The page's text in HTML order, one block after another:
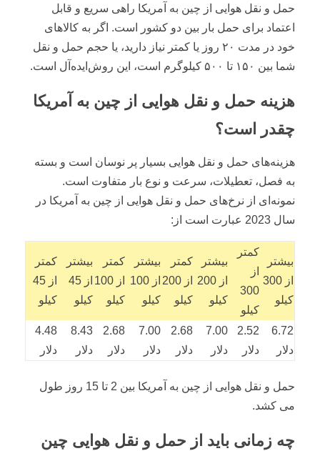
حمل و نقل هوایی از چین به آمریکا راهی سریع و قابل
اعتماد برای حمل بار بین دو کشور است. اگر به کالا‌های
خود در مدت ۲۰ روز یا کمتر نیاز دارید، یا حجم حمل و نقل
شما بین ۱۵۰ تا ۵۰۰ کیلوگرم است، این روش‌ایده‌آل است.
هزینه حمل و نقل هوایی از چین به آمریکا
چقدر است؟
هزینه‌های حمل و نقل هوایی بسیار پر نوسان است و بسته
به فصل، تعطیلات، سرعت و نوع بار متفاوت است.
نمونه‌ای از نرخ‌های حمل و نقل هوایی از چین به آمریکا در
سال 2023 عبارت است از:
بیشتر
از 300
کیلو
کمتر
از
300
کیلو
بیشتر
از 200
کیلو
کمتر
از 200
کیلو
بیشتر
از 100
کیلو
کمتر
از 100
کیلو
بیشتر
از 45
کیلو
کمتر
از 45
کیلو
6.72
دلار
2.52
دلار
7.00
دلار
2.68
دلار
7.00
دلار
2.68
دلار
8.43
دلار
4.48
دلار
حمل و نقل هوایی از چین به آمریکا بین 2 تا 15 روز طول
می کشد.
چه زمانی باید از حمل و نقل هوایی چین